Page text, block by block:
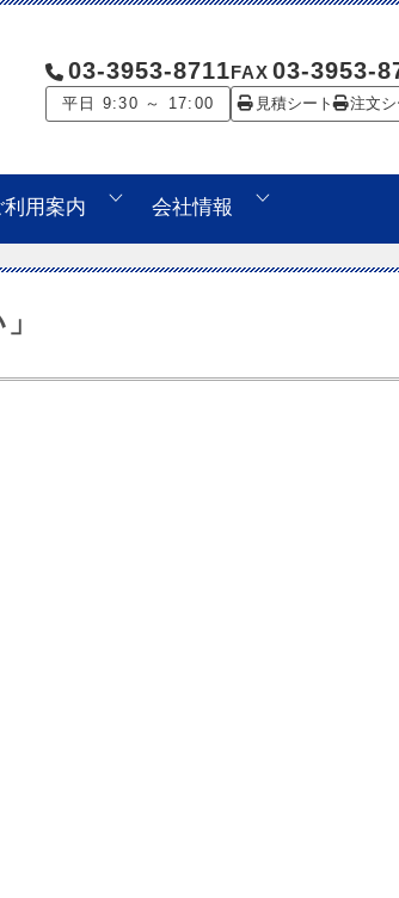
03-3953-8711
平日 9:30 ～ 17:00
FAX 03-3953-
見積シート 注文シ
利用案内 会社情報